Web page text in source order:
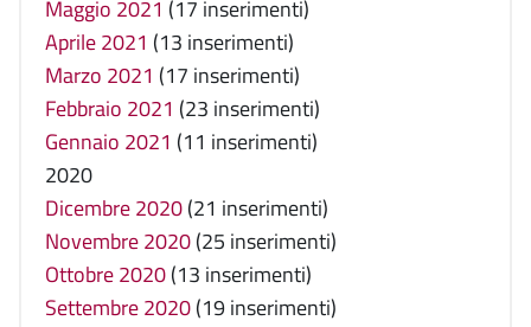
Maggio 2021 (17 inserimenti)
Aprile 2021 (13 inserimenti)
Marzo 2021 (17 inserimenti)
Febbraio 2021 (23 inserimenti)
Gennaio 2021 (11 inserimenti)
2020
Dicembre 2020(21 inserimenti)
Novembre 2020(25 inserimenti)
Ottobre 2020(13 inserimenti)
Settembre 2020(19 inserimenti)